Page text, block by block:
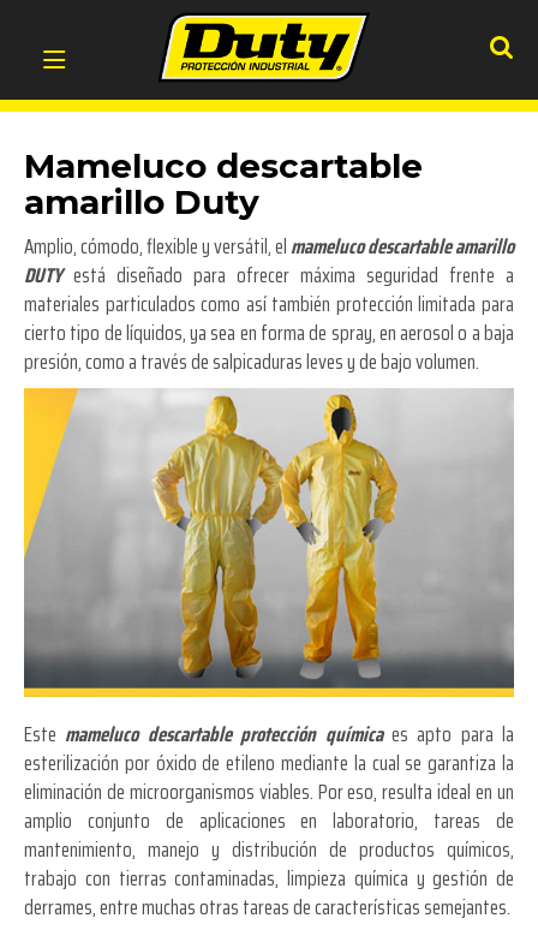
Mameluco descartable
amarillo Duty
Amplio, cómodo, flexible y versátil, elmameluco descartable amarillo
DUTYestá diseñado para ofrecer máxima seguridad frente a
materiales particulados como así también protección limitada para
cierto tipo de líquidos, ya sea en forma de spray, en aerosol o a baja
presión, como a través de salpicaduras leves y de bajo volumen.
Este mameluco descartable protección químicaes apto para la
esterilización por óxido de etileno mediante la cual se garantiza la
eliminación de microorganismos viables. Por eso, resulta ideal en un
amplio conjunto de aplicaciones en laboratorio, tareas de
mantenimiento, manejo y distribución de productos químicos,
trabajo con tierras contaminadas, limpieza química y gestión de
derrames, entre muchas otras tareas de características semejantes.